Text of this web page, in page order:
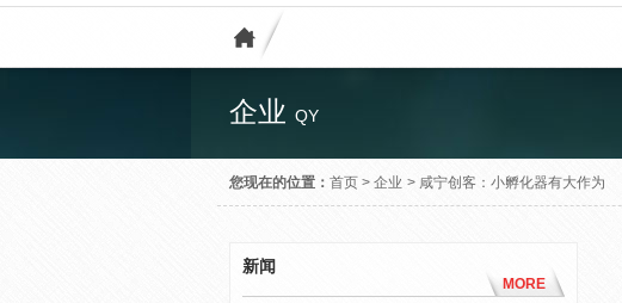
企业 QY
您现在的位置： 首页 > 企业 > 咸宁创客：小孵化器有大作为
新闻
MORE